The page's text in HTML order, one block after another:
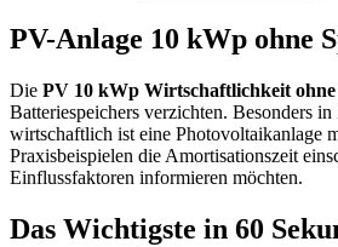
PV-Anlage 10 kWp
Die PV 10 kWp Wirtschaftlichkeit ohne
Batteriespeichers verzichten. Besonders
wirtschaftlich ist eine Photovoltaikanlage
Praxisbeispielen die Amortisationszeit
Einflussfaktoren informieren möchten.
Das Wichtigste in 60